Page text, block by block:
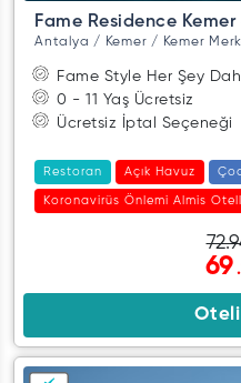
Fame Residence Kemer
Antalya / Kemer / Kemer
Fame Style Her Şey
0 - 11 Yaş Ücretsiz
Ücretsiz İptal Seçeneği
Restoran Açık Havuz
Koronavirüs Önlemi Almis
69